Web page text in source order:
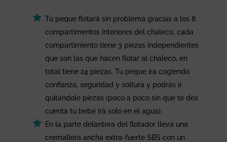
Tu peque flotará sin problema gracias a los 8
compartimentos interiores del chaleco, cada
compartimiento tiene 3 piezas independientes
que son las que hacen flotar al chaleco, en
total tiene 24 piezas. Tu peque ira cogiendo
confianza, seguridad y soltura y podrás ir
quitándole piezas (poco a poco sin que te des
cuenta tu bebé irá solo en el agua).
En la parte delantera del flotador lleva una
cremallera ancha extra-fuerte SBS con un